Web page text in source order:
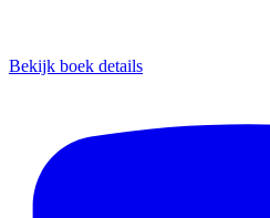
Bekijk boek details